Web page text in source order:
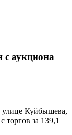
аукциона
улице Куйбышева,
торгов за 139,1